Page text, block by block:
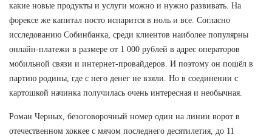
какие новые продукты и услуги можно и нужно развивать. На
форексе же капитал посто испарится в ноль и все. Согласно
исследованию Собинбанка, среди клиентов наиболее популярны
онлайн-платежи в размере от 1 000 рублей в адрес операторов
мобильной связи и интернет-провайдеров. И поэтому он пошёл в
партию родины, где с него денег не взяли. Но в соединении с
картошкой начинка получилась очень интересная и необычная.
Роман Черных, безоговорочный номер один на линии ворот в
отечественном хоккее с мячом последнего десятилетия, до 11